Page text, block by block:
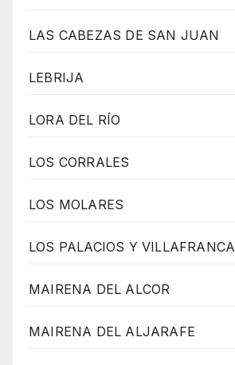
LAS CABEZAS DE SAN JUAN
LEBRIJA
LORA DEL RÍO
LOS CORRALES
LOS MOLARES
LOS PALACIOS Y VILLAFRANCA
MAIRENA DEL ALCOR
MAIRENA DEL ALJARAFE